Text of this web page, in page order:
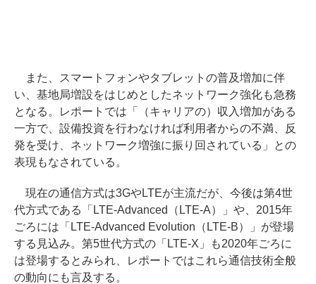
また、スマートフォンやタブレットの普及増加に伴
い、基地局増設をはじめとしたネットワーク強化も急務
となる。レポートでは「（キャリアの）収入増加がある
一方で、設備投資を行わなければ利用者からの不満、反
発を受け、ネットワーク増強に振り回されている」との
表現もなされている。
現在の通信方式は3GやLTEが主流だが、今後は第4世
代方式である「LTE-Advanced（LTE-A）」や、2015年
ごろには「LTE-Advanced Evolution（LTE-B）」が登場
する見込み。第5世代方式の「LTE-X」も2020年ごろに
は登場するとみられ、レポートではこれら通信技術全般
の動向にも言及する。